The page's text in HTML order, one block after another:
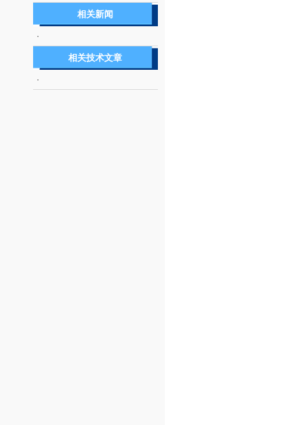
相关新闻
·
相关技术文章
·